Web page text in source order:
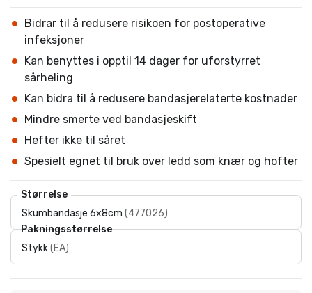
Bidrar til å redusere risikoen for postoperative
infeksjoner
Kan benyttes i opptil 14 dager for uforstyrret
sårheling
Kan bidra til å redusere bandasjerelaterte kostnader
Mindre smerte ved bandasjeskift
Hefter ikke til såret
Spesielt egnet til bruk over ledd som knær og hofter
Størrelse
Skumbandasje 6x8cm (477026)
Pakningsstørrelse
Stykk(EA)